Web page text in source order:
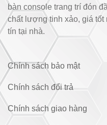
bàn console trang trí đón
chất lượng tinh xảo, giá tốt
tín tại nhà.
Chính sách bảo mật
Chính sách đổi trả
Chính sách giao hàng